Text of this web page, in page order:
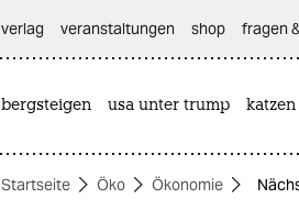
themen
verlag
veranstaltungen shop fragen
bergsteigen usa unter trump katzen
Startseite Öko Ökonomie